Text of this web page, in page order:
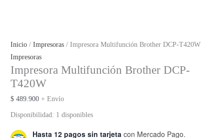
Inicio /Impresoras / Impresora Multifunción Brother DCP-T420W
Impresoras
Impresora Multifunción Brother DCP-
T420W
$ 489.900 + Envío
Disponibilidad: 1 disponibles
Hasta 12 pagos sin tarjeta con Mercado Pago.